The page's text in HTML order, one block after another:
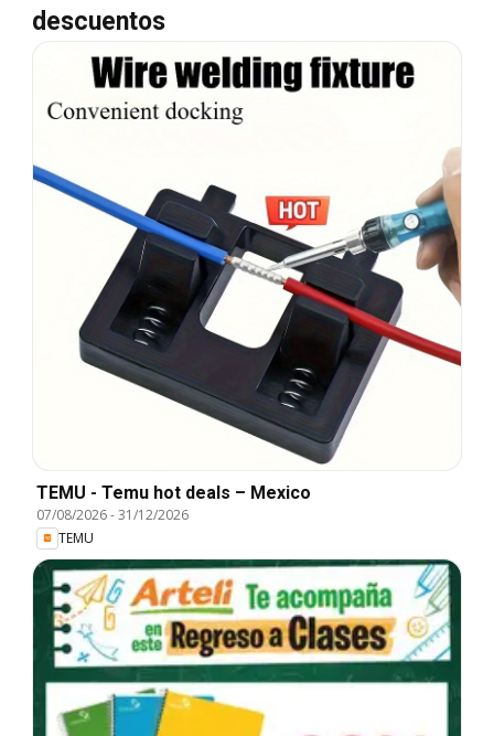
descuentos
TEMU - Temu hot deals – Mexico
07/08/2026-31/12/2026
TEMU